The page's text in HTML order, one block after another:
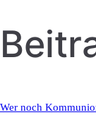
Wer noch